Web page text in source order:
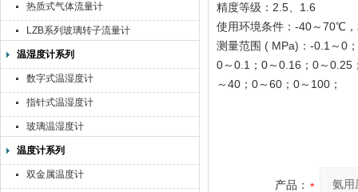
热质式气体流量计
LZB系列玻璃转子流量计
温湿度计系列
数字式温湿度计
指针式温湿度计
玻璃温湿度计
温度计系列
双金属温度计
精度等级：2.5、1.6
使用环境条件：-40～70℃
测量范围 ( MPa)：-0.1～0
0～0.1；0～0.16；0～0.25
～40；0～60；0～100；
产品：